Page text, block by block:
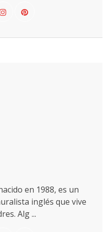
en 1988, es un
inglés que vive
Alg ...